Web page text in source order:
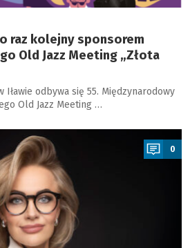
raz kolejny sponsorem
Old Jazz Meeting „Złota
Iławie odbywa się 55. Międzynarodowy
Old Jazz Meeting …
0